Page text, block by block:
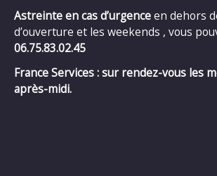
Astreinte en cas d’urgenceen dehors
d’ouverture et les weekends , vous
06.75.83.02.45
France Services : sur rendez-vous les
après-midi.